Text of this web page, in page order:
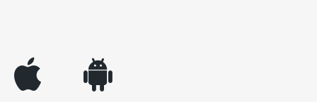
appleinc android